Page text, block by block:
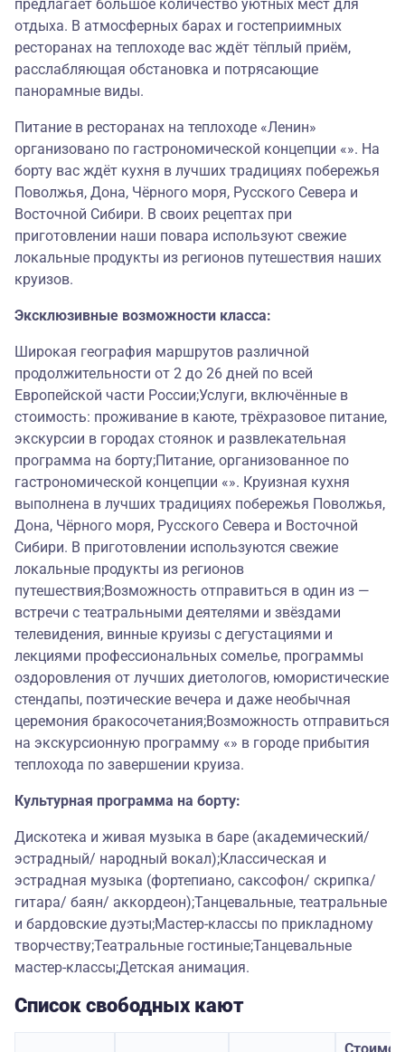
предлагает большое количество уютных мест для
отдыха. В атмосферных барах и гостеприимных
ресторанах на теплоходе вас ждёт тёплый приём,
расслабляющая обстановка и потрясающие
панорамные виды.
Питание в ресторанах на теплоходе «Ленин»
организовано по гастрономической концепции «». На
борту вас ждёт кухня в лучших традициях побережья
Поволжья, Дона, Чёрного моря, Русского Севера и
Восточной Сибири. В своих рецептах при
приготовлении наши повара используют свежие
локальные продукты из регионов путешествия наших
круизов.
Эксклюзивные возможности класса:
Широкая география маршрутов различной
продолжительности от 2 до 26 дней по всей
Европейской части России;Услуги, включённые в
стоимость: проживание в каюте, трёхразовое питание,
экскурсии в городах стоянок и развлекательная
программа на борту;Питание, организованное по
гастрономической концепции «». Круизная кухня
выполнена в лучших традициях побережья Поволжья,
Дона, Чёрного моря, Русского Севера и Восточной
Сибири. В приготовлении используются свежие
локальные продукты из регионов
путешествия;Возможность отправиться в один из —
встречи с театральными деятелями и звёздами
телевидения, винные круизы с дегустациями и
лекциями профессиональных сомелье, программы
оздоровления от лучших диетологов, юмористические
стендапы, поэтические вечера и даже необычная
церемония бракосочетания;Возможность отправиться
на экскурсионную программу «» в городе прибытия
теплохода по завершении круиза.
Культурная программа на борту:
Дискотека и живая музыка в баре (академический/
эстрадный/ народный вокал);Классическая и
эстрадная музыка (фортепиано, саксофон/ скрипка/
гитара/ баян/ аккордеон);Танцевальные, театральные
и бардовские дуэты;Мастер-классы по прикладному
творчеству;Театральные гостиные;Танцевальные
мастер-классы;Детская анимация.
Список свободных кают